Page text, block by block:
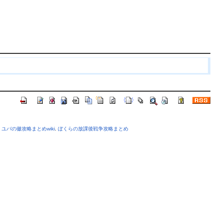
ユバの徽攻略まとめwiki. ぼくらの放課後戦争攻略まとめ